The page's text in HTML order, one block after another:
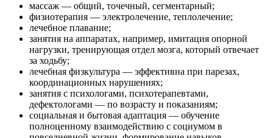
массаж — общий, точечный, сегментарный;
физиотерапия — электролечение, теплолечение;
лечебное плавание;
занятия на аппаратах, например, имитация опорной
нагрузки, тренирующая отдел мозга, который отвечает
за ходьбу;
лечебная физкультура — эффективна при парезах,
координационных нарушениях;
занятия с психологами, психотерапевтами,
дефектологами — по возрасту и показаниям;
социальная и бытовая адаптация — обучение
полноценному взаимодействию с социумом в